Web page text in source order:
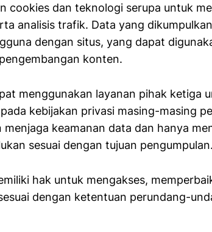
cookies dan teknologi serupa untuk
analisis trafik. Data yang
dengan situs, yang dapat
konten.
menggunakan layanan pihak ketiga
kebijakan privasi masing-masing
menjaga keamanan data dan hanya
sesuai dengan tujuan pengumpulan.
hak untuk mengakses,
dengan ketentuan perundang-